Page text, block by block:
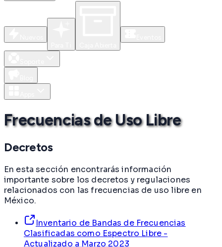
Frecuencias de Uso Libre
Decretos
En esta sección encontrarás información
importante sobre los decretos y regulaciones
relacionados con las frecuencias de uso libre en
México.
Inventario de Bandas de Frecuencias
Clasificadas como Espectro Libre -
Actualizado a Marzo 2023